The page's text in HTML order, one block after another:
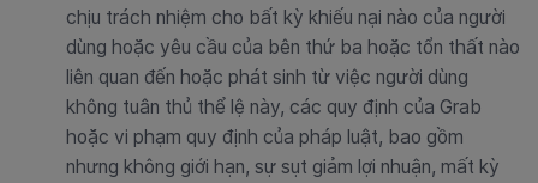
chịu trách nhiệm cho bất kỳ khiếu nại nào của người
dùng hoặc yêu cầu của bên thứ ba hoặc tổn thất nào
liên quan đến hoặc phát sinh từ việc người dùng
không tuân thủ thể lệ này, các quy định của Grab
hoặc vi phạm quy định của pháp luật, bao gồm
nhưng không giới hạn, sự sụt giảm lợi nhuận, mất kỳ